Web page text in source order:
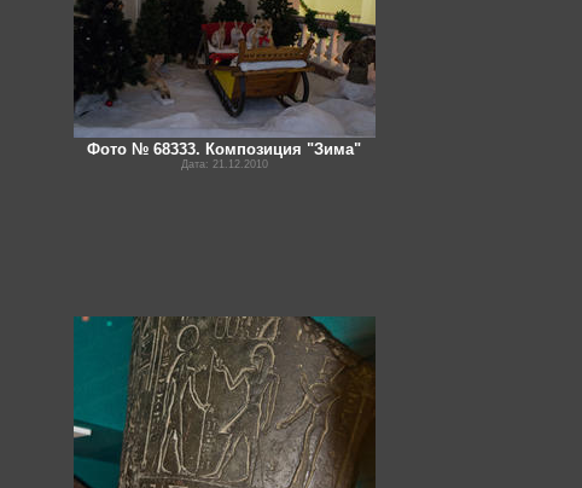
Фото № 68333. Композиция "Зима"
Дата: 21.12.2010